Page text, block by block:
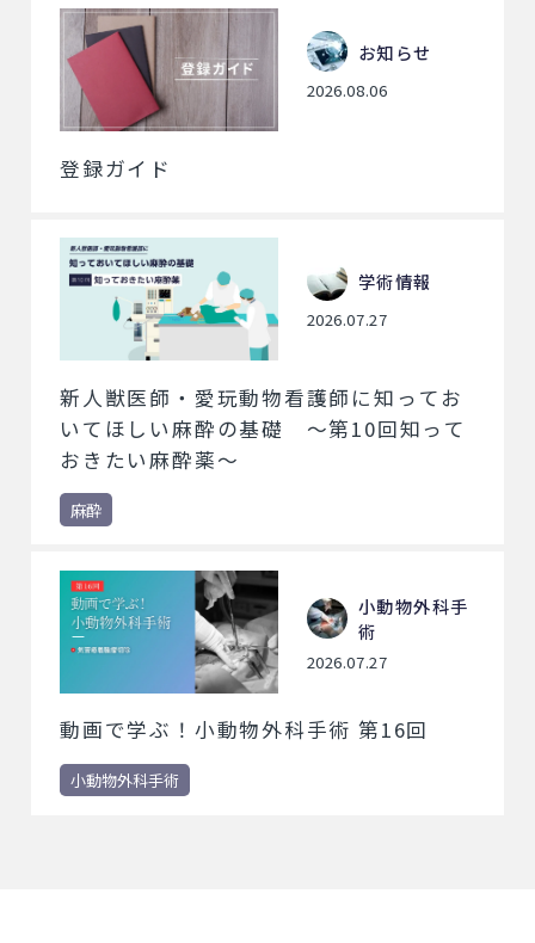
お知らせ
2026.08.06
登録ガイド
学術情報
2026.07.27
新人獣医師・愛玩動物看護師に知ってお
いてほしい麻酔の基礎 ～第10回知って
おきたい麻酔薬～
麻酔
小動物外科手
術
2026.07.27
動画で学ぶ！小動物外科手術 第16回
小動物外科手術